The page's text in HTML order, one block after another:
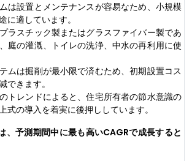
は設置とメンテナンスが容易なため、小規模
に適しています。
ラスチック製またはグラスファイバー製であ
庭の灌漑、トイレの洗浄、中水の再利用に使
ムは掘削が最小限で済むため、初期設置コス
できます。
トレンドによると、住宅所有者の節水意識の
式の導入を着実に後押ししています。
、予測期間中に最も高いCAGRで成長すると